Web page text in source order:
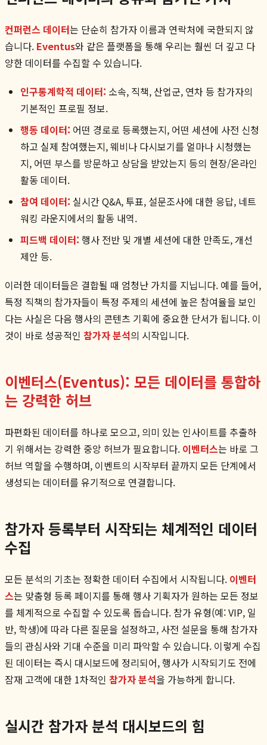
컨퍼런스 데이터는 단순히 참가자 이름과 연락처에 국한되지 않
습니다. Eventus와 같은 플랫폼을 통해 우리는 훨씬 더 깊고 다
양한 데이터를 수집할 수 있습니다.
인구통계학적 데이터: 소속, 직책, 산업군, 연차 등 참가자의
기본적인 프로필 정보.
행동 데이터: 어떤 경로로 등록했는지, 어떤 세션에 사전 신청
하고 실제 참여했는지, 웨비나 다시보기를 얼마나 시청했는
지, 어떤 부스를 방문하고 상담을 받았는지 등의 현장/온라인
활동 데이터.
참여 데이터: 실시간 Q&A, 투표, 설문조사에 대한 응답, 네트
워킹 라운지에서의 활동 내역.
피드백 데이터: 행사 전반 및 개별 세션에 대한 만족도, 개선
제안 등.
이러한 데이터들은 결합될 때 엄청난 가치를 지닙니다. 예를 들어,
특정 직책의 참가자들이 특정 주제의 세션에 높은 참여율을 보인
다는 사실은 다음 행사의 콘텐츠 기획에 중요한 단서가 됩니다. 이
것이 바로 성공적인 참가자 분석의 시작입니다.
이벤터스(Eventus): 모든 데이터를 통합하
는 강력한 허브
파편화된 데이터를 하나로 모으고, 의미 있는 인사이트를 추출하
기 위해서는 강력한 중앙 허브가 필요합니다. 이벤터스는 바로 그
허브 역할을 수행하며, 이벤트의 시작부터 끝까지 모든 단계에서
생성되는 데이터를 유기적으로 연결합니다.
참가자 등록부터 시작되는 체계적인 데이터
수집
모든 분석의 기초는 정확한 데이터 수집에서 시작됩니다. 이벤터
스는 맞춤형 등록 페이지를 통해 행사 기획자가 원하는 모든 정보
를 체계적으로 수집할 수 있도록 돕습니다. 참가 유형(예: VIP, 일
반, 학생)에 따라 다른 질문을 설정하고, 사전 설문을 통해 참가자
들의 관심사와 기대 수준을 미리 파악할 수 있습니다. 이렇게 수집
된 데이터는 즉시 대시보드에 정리되어, 행사가 시작되기도 전에
잠재 고객에 대한 1차적인 참가자 분석을 가능하게 합니다.
실시간 참가자 분석 대시보드의 힘